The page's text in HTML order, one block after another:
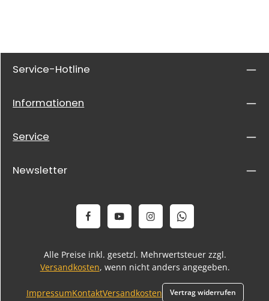
Service-Hotline
Informationen
Service
Newsletter
Alle Preise inkl. gesetzl. Mehrwertsteuer zzgl.
Versandkosten, wenn nicht anders angegeben.
ImpressumKontaktVersandkosten Vertrag widerrufen